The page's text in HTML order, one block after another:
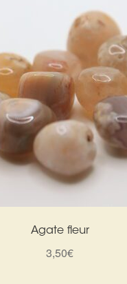
Agate fleur
3,50€